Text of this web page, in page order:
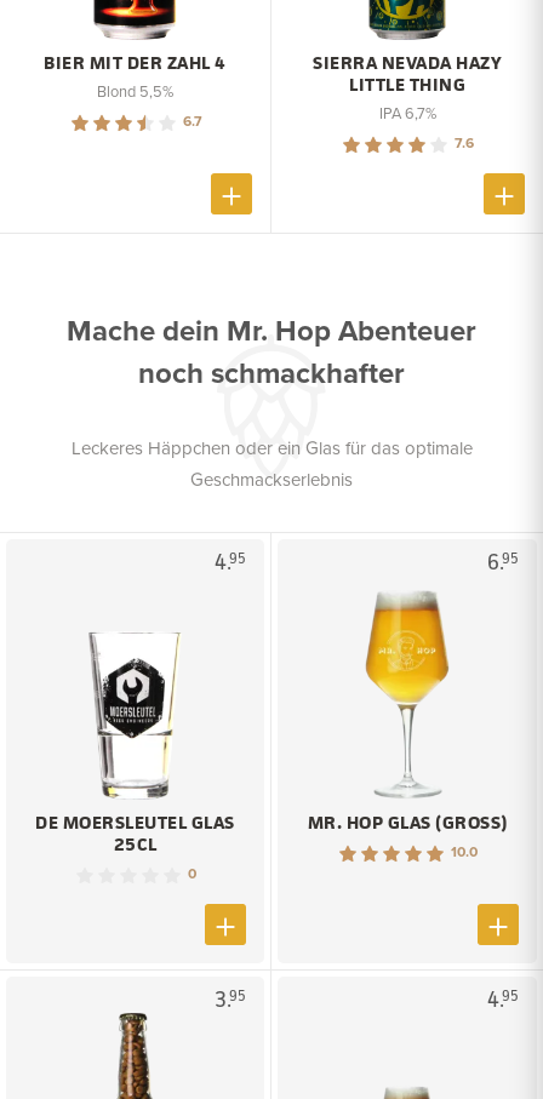
BIER MIT DER ZAHL 4
Blond 5,5%
6.7
SIERRA NEVADA HAZY
LITTLE THING
IPA 6,7%
7.6
Mache dein Mr. Hop Abenteuer
noch schmackhafter
Leckeres Häppchen oder ein Glas für das optimale
Geschmackserlebnis
4.95
DE MOERSLEUTEL GLAS
25CL
0
6.95
MR. HOP GLAS (GROSS)
10.0
3.95 4.95